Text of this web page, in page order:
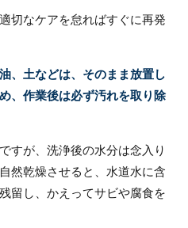
切なケアを怠ればすぐに再発
、土などは、そのまま放置し
、作業後は必ず汚れを取り除
すが、洗浄後の水分は念入り
然乾燥させると、水道水に含
留し、かえってサビや腐食を